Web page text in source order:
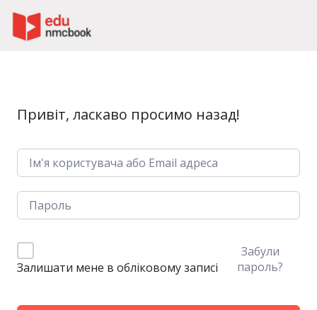
Привіт, ласкаво просимо назад!
Залишати мене в обліковому записі
Забули
пароль?